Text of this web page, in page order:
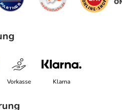
Vorkasse Klarna